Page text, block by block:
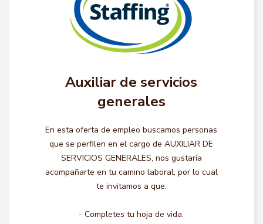
Auxiliar de servicios
generales
En esta oferta de empleo buscamos personas
que se perfilen en el cargo de AUXILIAR DE
SERVICIOS GENERALES, nos gustaría
acompañarte en tu camino laboral, por lo cual
te invitamos a que:
- Completes tu hoja de vida.